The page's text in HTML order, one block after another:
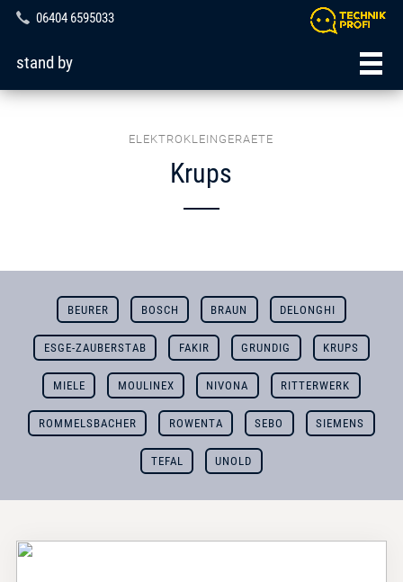
06404 6595033
stand by
ELEKTROKLEINGERAETE
Krups
BEURER BOSCH BRAUN DELONGHI
ESGE-ZAUBERSTAB FAKIR GRUNDIG KRUPS
MIELE MOULINEX NIVONA RITTERWERK
ROMMELSBACHER ROWENTA SEBO SIEMENS
TEFAL UNOLD